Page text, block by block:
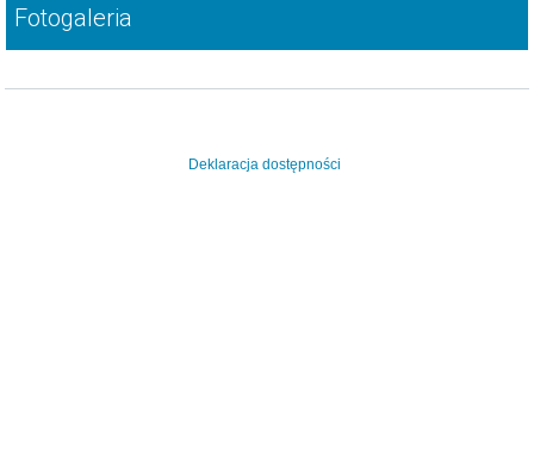
Fotogaleria
Deklaracja dostępności